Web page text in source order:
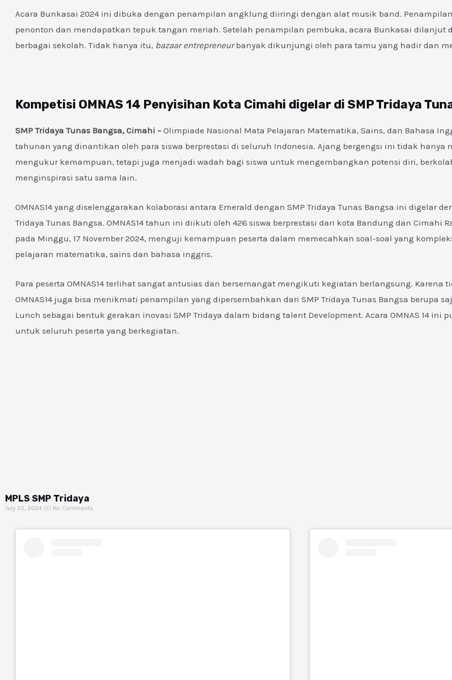
Acara Bunkasai 2024 ini dibuka dengan penampilan angklung diiringi dengan alat musik band.
penonton dan mendapatkan tepuk tangan meriah. Setelah penampilan pembuka, acara Bunkasai dilanjut
berbagai sekolah. Tidak hanya itu, bazaar entrepreneurbanyak dikunjungi oleh para tamu yang hadir dan
Kompetisi OMNAS 14 Penyisihan Kota Cimahi digelar di SMP Tridaya
SMP Tridaya Tunas Bangsa, Cimahi – Olimpiade Nasional Mata Pelajaran Matematika, Sains, dan Bahasa
tahunan yang dinantikan oleh para siswa berprestasi di seluruh Indonesia. Ajang bergengsi ini tidak
mengukur kemampuan, tetapi juga menjadi wadah bagi siswa untuk mengembangkan potensi diri,
menginspirasi satu sama lain.
OMNAS14 yang diselenggarakan kolaborasi antara Emerald dengan SMP Tridaya Tunas Bangsa ini digelar
Tridaya Tunas Bangsa. OMNAS14 tahun ini diikuti oleh 426 siswa berprestasi dari kota Bandung dan Cimahi
pada Minggu, 17 November 2024, menguji kemampuan peserta dalam memecahkan soal-soal yang
pelajaran matematika, sains dan bahasa inggris.
Para peserta OMNAS14 terlihat sangat antusias dan bersemangat mengikuti kegiatan berlangsung. Karena
OMNAS14 juga bisa menikmati penampilan yang dipersembahkan dari SMP Tridaya Tunas Bangsa berupa
Lunch sebagai bentuk gerakan inovasi SMP Tridaya dalam bidang talent Development. Acara OMNAS 14 ini
untuk seluruh peserta yang berkegiatan.
MPLS SMP Tridaya
July 22, 2024 No Comments